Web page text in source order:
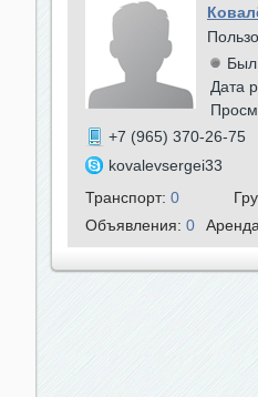
Был
Дата
+7 (965) 370-26-75
kovalevsergei33
Транспорт: 0
Объявления: 0